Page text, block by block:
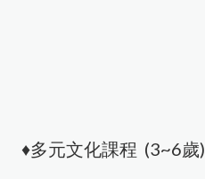
♦多元文化課程 (3~6歲)